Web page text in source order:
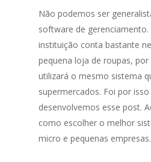
Não podemos ser
software de
instituição conta bastante
pequena loja de roupas,
utilizará o mesmo sistema
supermercados. Foi por
desenvolvemos esse post.
como escolher o melhor
micro e pequenas